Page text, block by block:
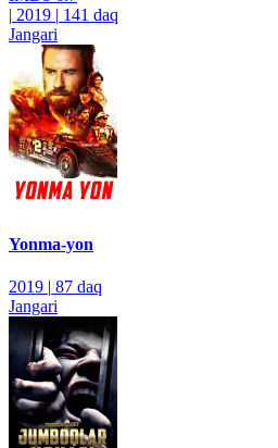
| 2019 | 141 daq
Jangari
Yonma-yon
2019 | 87 daq
Jangari